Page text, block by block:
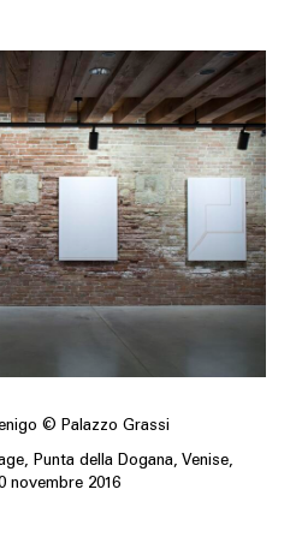
© Palazzo Grassi
Punta della Dogana, Venise,
novembre 2016